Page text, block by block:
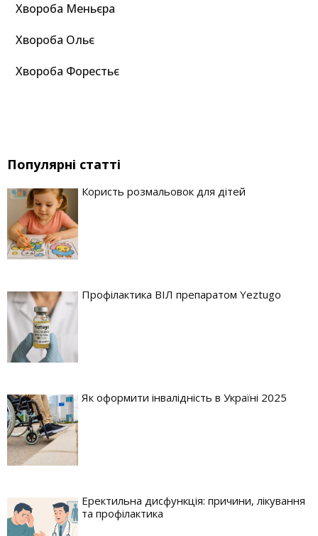
Хвороба Меньєра
Хвороба Ольє
Хвороба Форестьє
Популярні статті
Користь розмальовок для дітей
Профілактика ВІЛ препаратом Yeztugo
Як оформити інвалідність в Україні 2025
Еректильна дисфункція: причини, лікування
та профілактика